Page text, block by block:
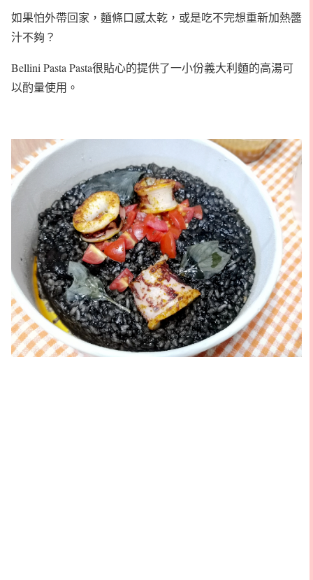
如果怕外帶回家，麵條口感太乾，或是吃不完想重新加熱醬
汁不夠？
Bellini Pasta Pasta很貼心的提供了一小份義大利麵的高湯可
以酌量使用。